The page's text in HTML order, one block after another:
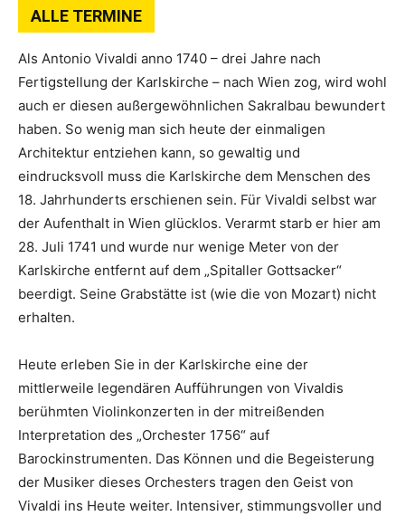
ALLE TERMINE
Als Antonio Vivaldi anno 1740 – drei Jahre nach
Fertigstellung der Karlskirche – nach Wien zog, wird wohl
auch er diesen außergewöhnlichen Sakralbau bewundert
haben. So wenig man sich heute der einmaligen
Architektur entziehen kann, so gewaltig und
eindrucksvoll muss die Karlskirche dem Menschen des
18. Jahrhunderts erschienen sein. Für Vivaldi selbst war
der Aufenthalt in Wien glücklos. Verarmt starb er hier am
28. Juli 1741 und wurde nur wenige Meter von der
Karlskirche entfernt auf dem „Spitaller Gottsacker“
beerdigt. Seine Grabstätte ist (wie die von Mozart) nicht
erhalten.
Heute erleben Sie in der Karlskirche eine der
mittlerweile legendären Aufführungen von Vivaldis
berühmten Violinkonzerten in der mitreißenden
Interpretation des „Orchester 1756“ auf
Barockinstrumenten. Das Können und die Begeisterung
der Musiker dieses Orchesters tragen den Geist von
Vivaldi ins Heute weiter. Intensiver, stimmungsvoller und